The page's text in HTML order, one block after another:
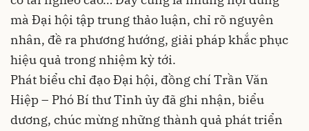
mà Đại hội tập trung thảo luận, chỉ rõ nguyên
nhân, đề ra phương hướng, giải pháp khắc phục
hiệu quả trong nhiệm kỳ tới.
Phát biểu chỉ đạo Đại hội, đồng chí Trần Văn
Hiệp – Phó Bí thư Tỉnh ủy đã ghi nhận, biểu
dương, chúc mừng những thành quả phát triển